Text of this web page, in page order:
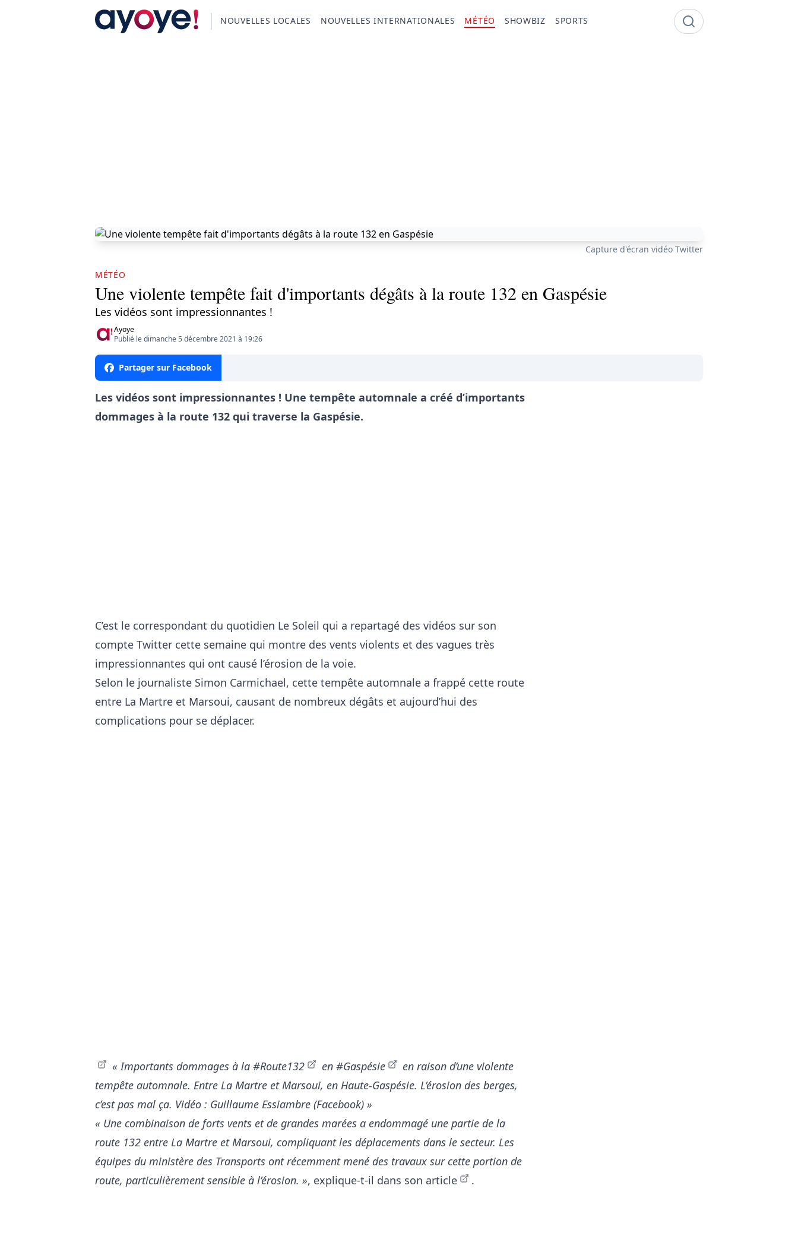
NOUVELLES LOCALES NOUVELLES INTERNATIONALES MÉTÉO SHOWBIZ SPORTS
Capture d'écran vidéo Twitter
MÉTÉO
Une violente tempête fait d'importants dégâts à la route 132 en Gaspésie
Les vidéos sont impressionnantes !
Ayoye
Publié le dimanche 5 décembre 2021 à 19:26
Partager sur Facebook
Les vidéos sont impressionnantes ! Une tempête automnale a créé d’importants
dommages à la route 132 qui traverse la Gaspésie.
C’est le correspondant du quotidien Le Soleil qui a repartagé des vidéos sur son
compte Twitter cette semaine qui montre des vents violents et des vagues très
impressionnantes qui ont causé l’érosion de la voie.
Selon le journaliste Simon Carmichael, cette tempête automnale a frappé cette route
entre La Martre et Marsoui, causant de nombreux dégâts et aujourd’hui des
complications pour se déplacer.
« Importants dommages à la #Route132 en #Gaspésie
en raison d’une violente
tempête automnale. Entre La Martre et Marsoui, en Haute-Gaspésie. L’érosion des berges,
c’est pas mal ça. Vidéo : Guillaume Essiambre (Facebook) »
« Une combinaison de forts vents et de grandes marées a endommagé une partie de la
route 132 entre La Martre et Marsoui, compliquant les déplacements dans le secteur. Les
équipes du ministère des Transports ont récemment mené des travaux sur cette portion de
route, particulièrement sensible à l’érosion. », explique-t-il dans son article .